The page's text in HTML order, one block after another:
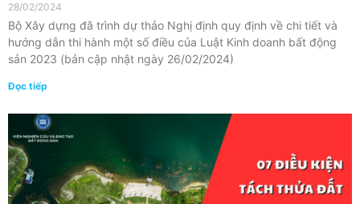
28/02/2024
Bộ Xây dựng đã trình dự thảo Nghị định quy định về chi tiết và
hướng dẫn thi hành một số điều của Luật Kinh doanh bất động
sản 2023 (bản cập nhật ngày 26/02/2024)
Đọc tiếp